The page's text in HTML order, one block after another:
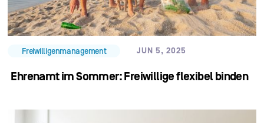
Freiwilligenmanagement JUN 5, 2025
Ehrenamt im Sommer: Freiwillige flexibel binden